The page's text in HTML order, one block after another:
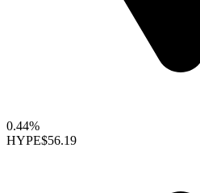
0.44%
HYPE$56.19